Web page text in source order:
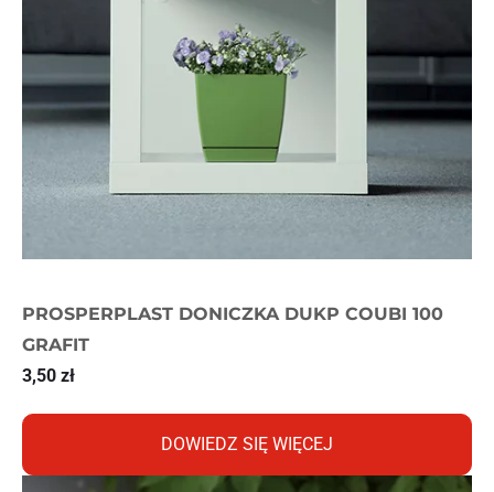
PROSPERPLAST DONICZKA DUKP COUBI 100
GRAFIT
3,50 zł
DOWIEDZ SIĘ WIĘCEJ